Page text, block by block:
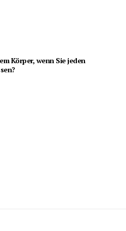
Körper, wenn Sie jeden